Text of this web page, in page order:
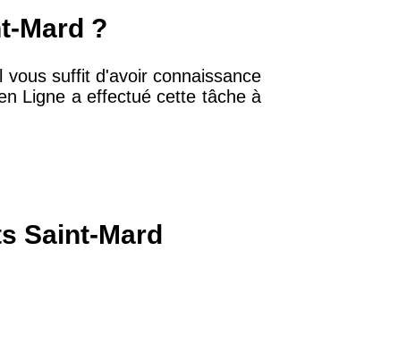
34 €
Mard ?
suffit d'avoir connaissance
Ligne a effectué cette tâche à
Saint-Mard